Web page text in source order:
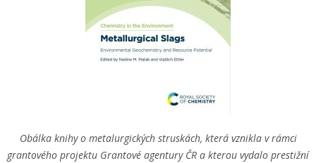
Obálka knihy o metalurgických struskách, která vznikla v rámci
grantového projektu Grantové agentury ČR a kterou vydalo prestižní